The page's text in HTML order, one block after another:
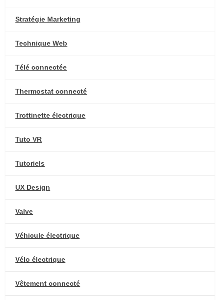
Stratégie Marketing
Technique Web
Télé connectée
Thermostat connecté
Trottinette électrique
Tuto VR
Tutoriels
UX Design
Valve
Véhicule électrique
Vélo électrique
Vêtement connecté